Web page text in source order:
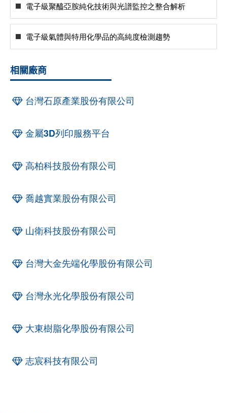
電子級聚醯亞胺純化技術與光譜監控之整合解析
電子級氣體與特用化學品的高純度檢測趨勢
相關廠商
台灣石原產業股份有限公司
金屬3D列印服務平台
高柏科技股份有限公司
喬越實業股份有限公司
山衛科技股份有限公司
台灣大金先端化學股份有限公司
台灣永光化學股份有限公司
大東樹脂化學股份有限公司
志宸科技有限公司